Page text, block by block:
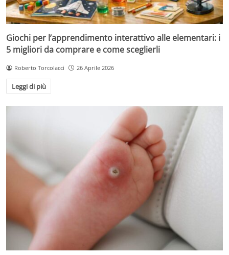
Giochi per l’apprendimento interattivo alle elementari: i
5 migliori da comprare e come sceglierli
Roberto Torcolacci 26 Aprile 2026
Leggi di più